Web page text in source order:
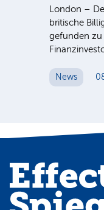
London –
britische
gefunden zu
News